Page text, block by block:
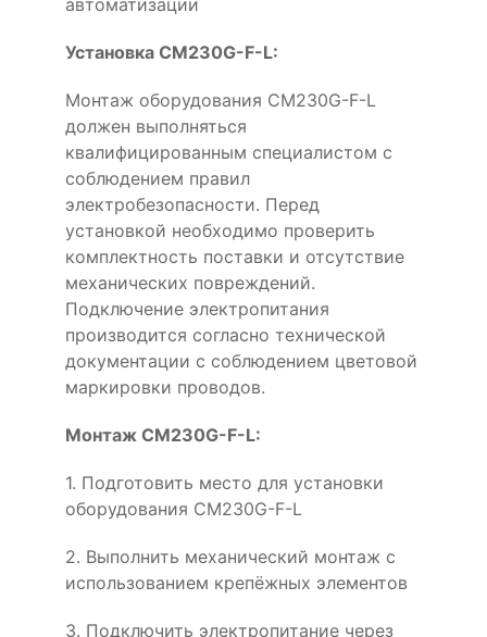
автоматизации
Установка CM230G-F-L:
Монтаж оборудования CM230G-F-L
должен выполняться
квалифицированным специалистом с
соблюдением правил
электробезопасности. Перед
установкой необходимо проверить
комплектность поставки и отсутствие
механических повреждений.
Подключение электропитания
производится согласно технической
документации с соблюдением цветовой
маркировки проводов.
Монтаж CM230G-F-L:
1. Подготовить место для установки
оборудования CM230G-F-L
2. Выполнить механический монтаж с
использованием крепёжных элементов
3. Подключить электропитание через